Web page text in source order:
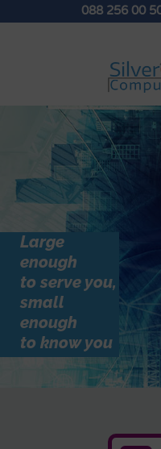
088 256 00
Large
enough
to serve you,
small
enough
to know you